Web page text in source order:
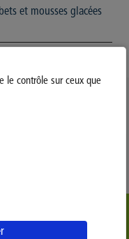
le contrôle sur ceux que
et mousses glacées